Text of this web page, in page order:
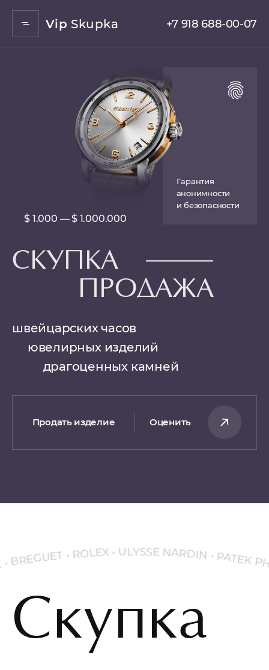
Vip Skupka +7 918 688-00-07
СКУПКА
ПРОДАЖА
швейцарских часов
ювелирных изделий
драгоценных камней
Продать изделие Оценить
$ 1.000 — $ 1.000.000
Гарантия
анонимности
и безопасности
LIPPE•BRE GUET•R OLEX • ULYSSENA RDIN•PAT
Скупка